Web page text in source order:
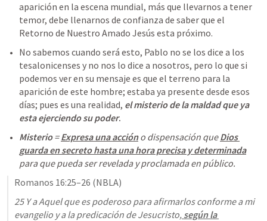
aparición en la escena mundial, más que llevarnos a tener
temor, debe llenarnos de confianza de saber que el
Retorno de Nuestro Amado Jesús esta próximo.
No sabemos cuando será esto, Pablo no se los dice a los
tesalonicenses y no nos lo dice a nosotros, pero lo que si
podemos ver en su mensaje es que el terreno para la
aparición de este hombre; estaba ya presente desde esos
días; pues es una realidad, el misterio de la maldad que ya
esta ejerciendo su poder.
Misterio = Expresa una acción o dispensación que Dios
guarda en secreto hasta una hora precisa y determinada
para que pueda ser revelada y proclamada en público.
Romanos 16:25–26 (NBLA)
25 Y a Aquel que es poderoso para afirmarlos conforme a mi
evangelio y a la predicación de Jesucristo, según la